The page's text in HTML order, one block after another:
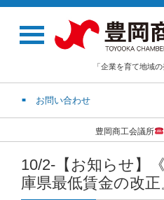
「企業を育て地域
お問い合わせ
豊岡商工会議所
10/2-【お知らせ】
庫県最低賃金の改